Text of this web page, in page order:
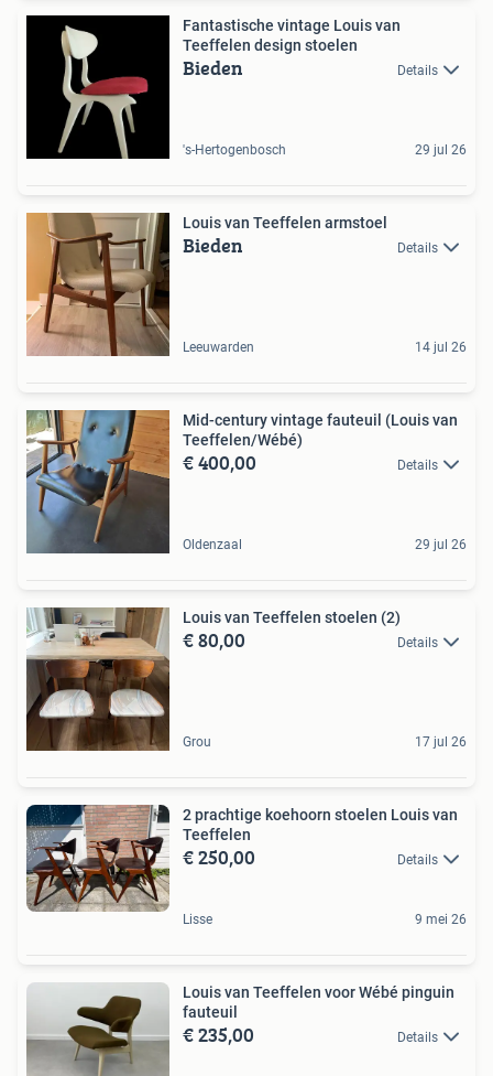
Fantastische vintage Louis van
Teeffelen design stoelen
Bieden Details
's-Hertogenbosch 29 jul 26
Louis van Teeffelen armstoel
Bieden Details
Leeuwarden 14 jul 26
Mid-century vintage fauteuil (Louis van
Teeffelen/Wébé)
€ 400,00 Details
Oldenzaal 29 jul 26
Louis van Teeffelen stoelen (2)
€ 80,00 Details
Grou 17 jul 26
2 prachtige koehoorn stoelen Louis van
Teeffelen
€ 250,00 Details
Lisse 9 mei 26
Louis van Teeffelen voor Wébé pinguin
fauteuil
€ 235,00 Details